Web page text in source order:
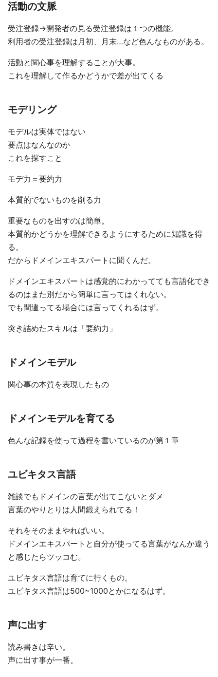
活動の文脈
受注登録→開発者の見る受注登録は１つの機能。
利用者の受注登録は月初、月末…など色んなものがある。
活動と関心事を理解することが大事。
これを理解して作るかどうかで差が出てくる
モデリング
モデルは実体ではない
要点はなんなのか
これを探すこと
モデ力＝要約力
本質的でないものを削る力
重要なものを出すのは簡単。
本質的かどうかを理解できるようにするために知識を得
る。
だからドメインエキスパートに聞くんだ。
ドメインエキスパートは感覚的にわかってても言語化でき
るのはまた別だから簡単に言ってはくれない。
でも間違ってる場合には言ってくれるはず。
突き詰めたスキルは「要約力」
ドメインモデル
関心事の本質を表現したもの
ドメインモデルを育てる
色んな記録を使って過程を書いているのが第１章
ユビキタス言語
雑談でもドメインの言葉が出てこないとダメ
言葉のやりとりは人間鍛えられてる！
それをそのままやればいい。
ドメインエキスパートと自分が使ってる言葉がなんか違う
と感じたらツッコむ。
ユビキタス言語は育てに行くもの。
ユビキタス言語は500~1000とかになるはず。
声に出す
読み書きは辛い。
声に出す事が一番。